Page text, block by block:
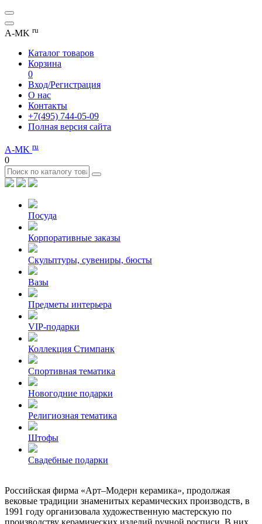
A-MK ru
Каталог товаров
Корзина
0
Вход/Регистрация
О нас
Контакты
+7(495) 744-05-09
Полная версия сайта
A-MK ru
0
Посуда
Корпоративные заказы
Скульптуры, сувениры, бюсты
Вазы
Предметы интерьера
VIP-подарки
Коллекция Стимпанк
Спортивная тематика
Новогодние подарки
Религиозная тематика
Штофы
Свадебные подарки
Российская фирма «Арт–Модерн керамика», продолжая
вековые традиции знаменитых керамических производств, в
1991 году организовала художественную мастерскую по
производству керамических изделий ручной росписи. В них